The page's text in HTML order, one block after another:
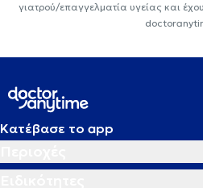
γιατρού/επαγγελματία υγείας και
Κατέβασε το app